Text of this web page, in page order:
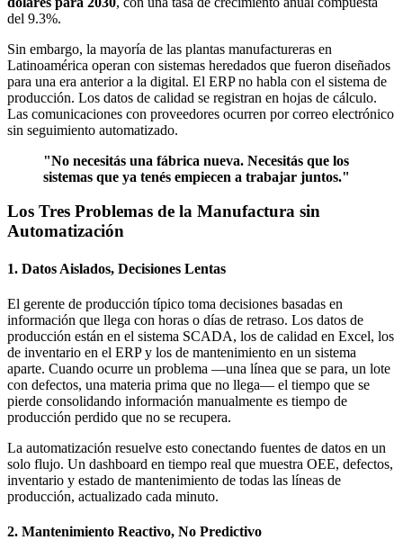
del 9.3%.
Sin embargo, la mayoría de las plantas manufactureras en
Latinoamérica operan con sistemas heredados que fueron diseñados
para una era anterior a la digital. El ERP no habla con el sistema de
producción. Los datos de calidad se registran en hojas de cálculo.
Las comunicaciones con proveedores ocurren por correo electrónico
sin seguimiento automatizado.
"No necesitás una fábrica nueva. Necesitás que los
sistemas que ya tenés empiecen a trabajar juntos."
Los Tres Problemas de la Manufactura sin
Automatización
1. Datos Aislados, Decisiones Lentas
El gerente de producción típico toma decisiones basadas en
información que llega con horas o días de retraso. Los datos de
producción están en el sistema SCADA, los de calidad en Excel, los
de inventario en el ERP y los de mantenimiento en un sistema
aparte. Cuando ocurre un problema —una línea que se para, un lote
con defectos, una materia prima que no llega— el tiempo que se
pierde consolidando información manualmente es tiempo de
producción perdido que no se recupera.
La automatización resuelve esto conectando fuentes de datos en un
solo flujo. Un dashboard en tiempo real que muestra OEE, defectos,
inventario y estado de mantenimiento de todas las líneas de
producción, actualizado cada minuto.
2. Mantenimiento Reactivo, No Predictivo